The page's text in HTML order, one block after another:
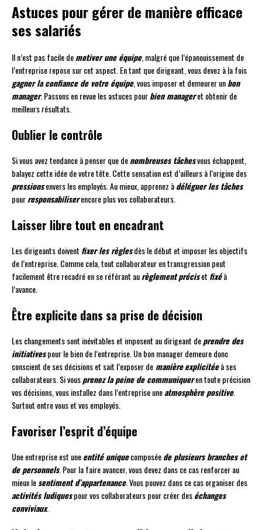
Astuces pour gérer de manière efficace
ses salariés
Il n’est pas facile demotiver une équipe, malgré que l’épanouissement de
l’entreprise repose sur cet aspect. En tant que dirigeant, vous devez à la fois
gagner la confiance de votre équipe, vous imposer et demeurer unbon
manager. Passons en revue les astuces pourbien manageret obtenir de
meilleurs résultats.
Oublier le contrôle
Si vous avez tendance à penser que denombreuses tâchesvous échappent,
balayez cette idée de votre tête. Cette sensation est d’ailleurs à l’origine des
pressionsenvers les employés. Au mieux, apprenez àdéléguer les tâches
pourresponsabiliserencore plus vos collaborateurs.
Laisser libre tout en encadrant
Les dirigeants doivent fixer les règlesdès le début et imposer les objectifs
de l’entreprise. Comme cela, tout collaborateur en transgression peut
facilement être recadré en se référant aurèglementpréciset fixéà
l’avance.
Être explicite dans sa prise de décision
Les changements sont inévitables et imposent au dirigeant deprendre des
initiativespour le bien de l’entreprise. Un bon manager demeure donc
conscient de ses décisions et sait l’exposer de manièreexplicitéeà ses
collaborateurs. Si vousprenez la peine de communiqueren toute précision
vos décisions, vous installez dans l’entreprise uneatmosphère positive.
Surtout entre vous et vos employés.
Favoriser l’esprit d’équipe
Une entreprise est uneentité uniquecomposéede plusieurs branches et
de personnels. Pour la faire avancer, vous devez dans ce cas renforcer au
mieux lesentiment d’appartenance. Vous pouvez dans ce cas organiser des
activités ludiquespour vos collaborateurs pour créer deséchanges
conviviaux.